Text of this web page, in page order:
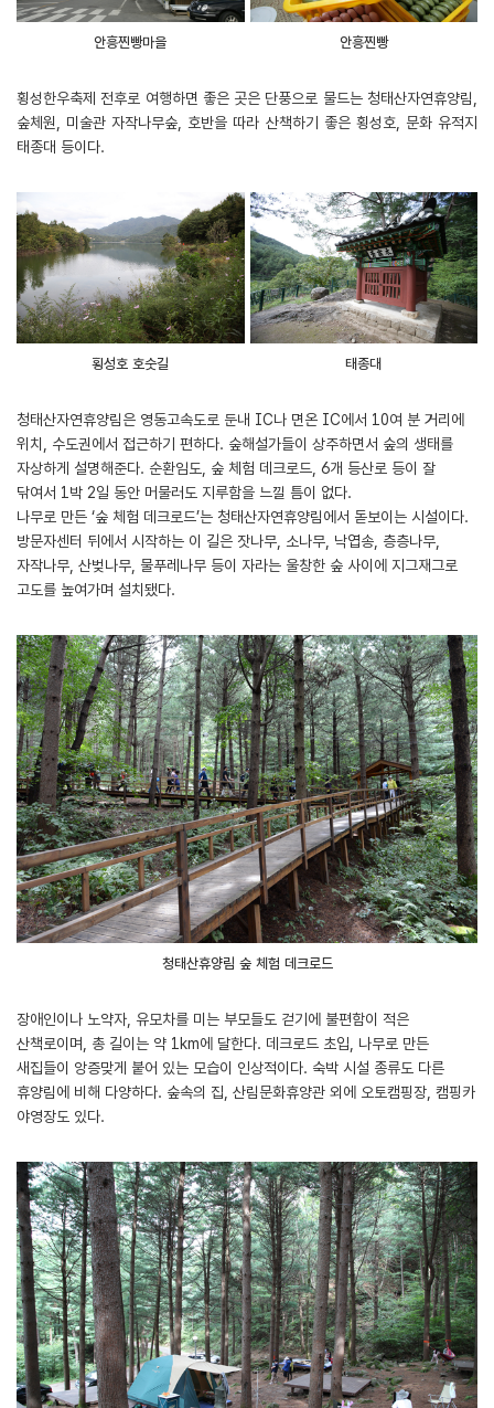
안흥찐빵마을 안흥찐빵
횡성한우축제 전후로 여행하면 좋은 곳은 단풍으로 물드는 청태산자연휴양림,
숲체원, 미술관 자작나무숲, 호반을 따라 산책하기 좋은 횡성호, 문화 유적지
태종대 등이다.
횡성호 호숫길 태종대
청태산자연휴양림은 영동고속도로 둔내 IC나 면온 IC에서 10여 분 거리에
위치, 수도권에서 접근하기 편하다. 숲해설가들이 상주하면서 숲의 생태를
자상하게 설명해준다. 순환임도, 숲 체험 데크로드, 6개 등산로 등이 잘
닦여서 1박 2일 동안 머물러도 지루함을 느낄 틈이 없다.
나무로 만든 ‘숲 체험 데크로드’는 청태산자연휴양림에서 돋보이는 시설이다.
방문자센터 뒤에서 시작하는 이 길은 잣나무, 소나무, 낙엽송, 층층나무,
자작나무, 산벚나무, 물푸레나무 등이 자라는 울창한 숲 사이에 지그재그로
고도를 높여가며 설치됐다.
청태산휴양림 숲 체험 데크로드
장애인이나 노약자, 유모차를 미는 부모들도 걷기에 불편함이 적은
산책로이며, 총 길이는 약 1km에 달한다. 데크로드 초입, 나무로 만든
새집들이 앙증맞게 붙어 있는 모습이 인상적이다. 숙박 시설 종류도 다른
휴양림에 비해 다양하다. 숲속의 집, 산림문화휴양관 외에 오토캠핑장, 캠핑카
야영장도 있다.